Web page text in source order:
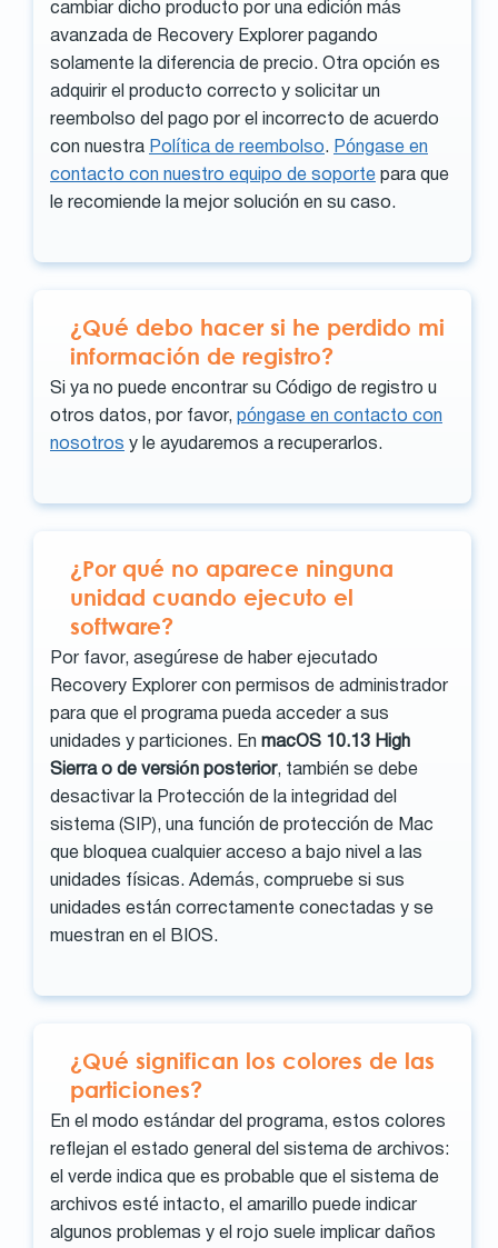
cambiar dicho producto por una edición más
avanzada de Recovery Explorer pagando
solamente la diferencia de precio. Otra opción es
adquirir el producto correcto y solicitar un
reembolso del pago por el incorrecto de acuerdo
con nuestra Política de reembolso. Póngase en
contacto con nuestro equipo de soporte para que
le recomiende la mejor solución en su caso.
¿Qué debo hacer si he perdido mi
información de registro?
Si ya no puede encontrar su Código de registro u
otros datos, por favor, póngase en contacto con
nosotros y le ayudaremos a recuperarlos.
¿Por qué no aparece ninguna
unidad cuando ejecuto el
software?
Por favor, asegúrese de haber ejecutado
Recovery Explorer con permisos de administrador
para que el programa pueda acceder a sus
unidades y particiones. En macOS 10.13 High
Sierra o de versión posterior, también se debe
desactivar la Protección de la integridad del
sistema (SIP), una función de protección de Mac
que bloquea cualquier acceso a bajo nivel a las
unidades físicas. Además, compruebe si sus
unidades están correctamente conectadas y se
muestran en el BIOS.
¿Qué significan los colores de las
particiones?
En el modo estándar del programa, estos colores
reflejan el estado general del sistema de archivos:
el verde indica que es probable que el sistema de
archivos esté intacto, el amarillo puede indicar
algunos problemas y el rojo suele implicar daños